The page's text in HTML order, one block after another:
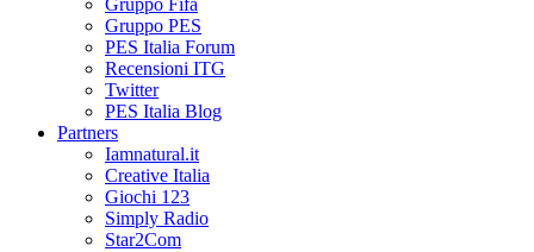
Gruppo Fifa
Gruppo PES
PES Italia Forum
Recensioni ITG
Twitter
PES Italia Blog
Partners
Iamnatural.it
Creative Italia
Giochi 123
Simply Radio
Star2Com